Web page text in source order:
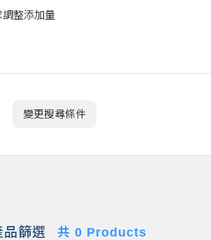
調整添加量
變更搜尋條件
品篩選 共 0 Products